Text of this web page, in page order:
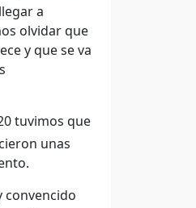
a
olvidar que
y que se va
tuvimos que
unas
convencido